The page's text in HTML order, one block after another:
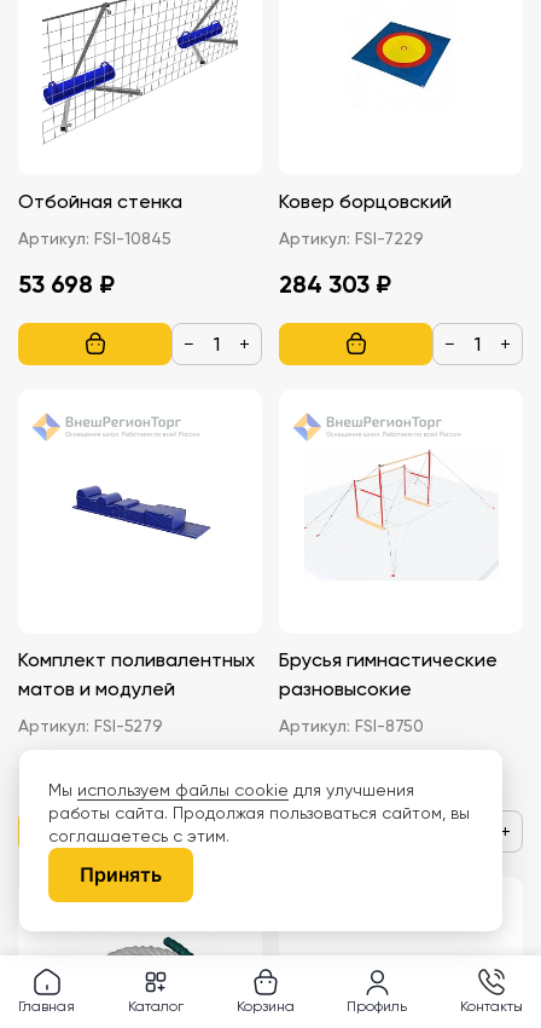
Отбойная стенка
Артикул: FSI-10845
53 698 ₽
− +
Ковер борцовский
Артикул: FSI-7229
284 303 ₽
− +
Комплект поливалентных
матов и модулей
Артикул: FSI-5279
−
Брусья гимнастические
разновысокие
Артикул: FSI-8750
+
Главная Каталог Корзина Профиль Контакты
Мы используем файлы cookie для улучшения
работы сайта. Продолжая пользоваться сайтом, вы
соглашаетесь с этим.
Принять